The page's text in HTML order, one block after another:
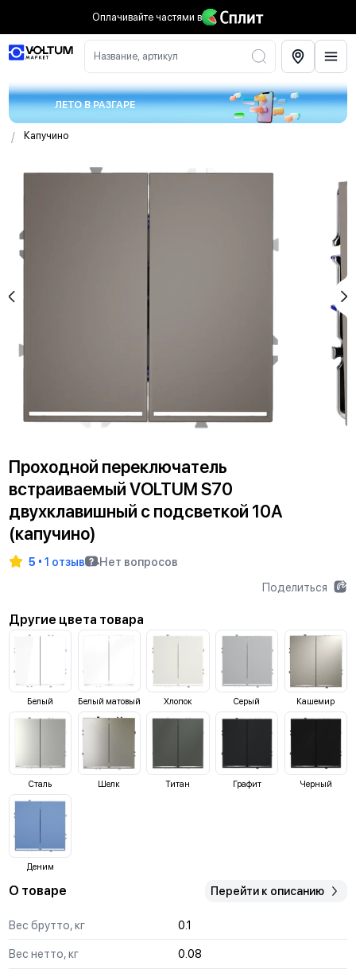
Оплачивайте частями в
Название, артикул
ЛЕТО В РАЗГАРЕ
/ Капучино
Проходной переключатель
встраиваемый VOLTUM S70
двухклавишный с подсветкой 10А
(капучино)
5 1 отзыв
Нет вопросов
Поделиться
Другие цвета товара
Белый Белый матовый Хлопок Серый Кашемир
Сталь Шелк Титан Графит Черный
Деним
О товаре Перейти к описанию
Вес брутто, кг 0.1
Вес нетто, кг 0.08